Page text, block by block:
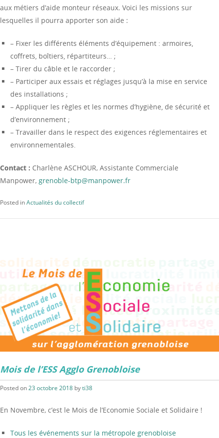
aux métiers d’aide monteur réseaux. Voici les missions sur
lesquelles il pourra apporter son aide :
– Fixer les différents éléments d’équipement : armoires,
coffrets, boîtiers, répartiteurs… ;
– Tirer du câble et le raccorder ;
– Participer aux essais et réglages jusqu’à la mise en service
des installations ;
– Appliquer les règles et les normes d’hygiène, de sécurité et
d’environnement ;
– Travailler dans le respect des exigences réglementaires et
environnementales.
Contact : Charlène ASCHOUR, Assistante Commerciale
Manpower, grenoble-btp@manpower.fr
Posted inActualités du collectif
Mois de l’ESS Agglo Grenobloise
Posted on23 octobre 2018 byti38
En Novembre, c’est le Mois de l’Economie Sociale et Solidaire !
Tous les événements sur la métropole grenobloise